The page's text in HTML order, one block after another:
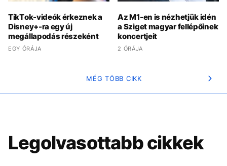
TikTok-videók érkeznek a
Disney+-ra egy új
megállapodás részeként
EGY ÓRÁJA
Az M1-en is nézhetjük idén
a Sziget magyar fellépőinek
koncertjeit
2 ÓRÁJA
MÉG TÖBB CIKK
Legolvasottabb cikkek